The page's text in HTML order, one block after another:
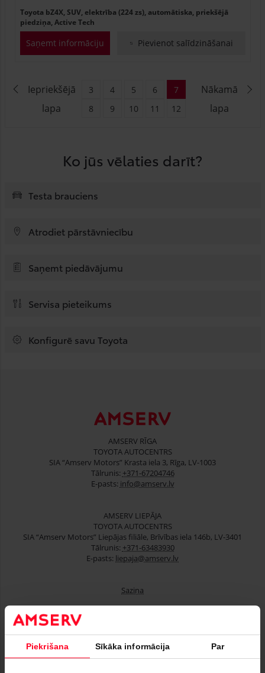
Piekrišana Sīkāka informācija Par
Toyota bZ4X, SUV, elektrība (224 zs), automātiska, priekšējā
piedziņa, Active Tech
Saņemt informāciju Pievienot salīdzināšanai
Iepriekšējā
lapa
Nākamā
lapa
3 4 5 6
7
8
9 10 11 12
Ko jūs vēlaties darīt?
Testa brauciens
Atrodiet pārstāvniecību
Saņemt piedāvājumu
Servisa pieteikums
Konfigurē savu Toyota
AMSERV RĪGA
TOYOTA AUTOCENTRS
SIA “Amserv Motors” Krasta iela 3, Rīga, LV-1003
Tālrunis: +371-67204746
E-pasts: info@amserv.lv
AMSERV LIEPĀJA
TOYOTA AUTOCENTRS
SIA “Amserv Motors” Liepājas filiāle, Brīvības iela 146b, LV-3401
Tālrunis: +371-63483930
E-pasts: liepaja@amserv.lv
Saziņa
Lietoti automobiļi
Finansēšana